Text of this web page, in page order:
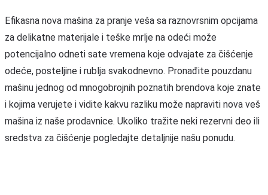
Efikasna nova mašina za pranje veša sa raznovrsnim opcijama
za delikatne materijale i teške mrlje na odeći može
potencijalno odneti sate vremena koje odvajate za čišćenje
odeće, posteljine i rublja svakodnevno. Pronađite pouzdanu
mašinu jednog od mnogobrojnih poznatih brendova koje znate
i kojima verujete i vidite kakvu razliku može napraviti nova veš
mašina iz naše prodavnice. Ukoliko tražite neki rezervni deo ili
sredstva za čišćenje pogledajte detaljnije našu ponudu.